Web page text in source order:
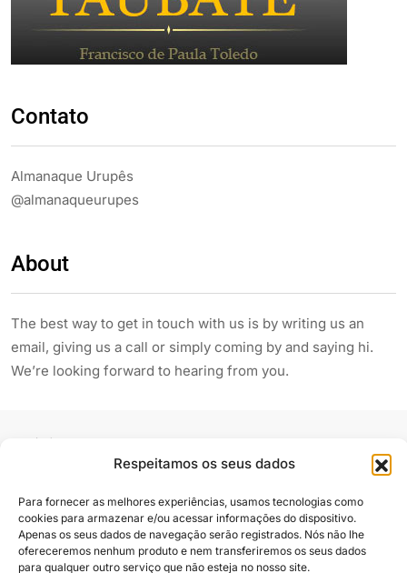
Respeitamos os seus dados
Para fornecer as melhores experiências, usamos tecnologias como
cookies para armazenar e/ou acessar informações do dispositivo.
Apenas os seus dados de navegação serão registrados. Nós não lhe
ofereceremos nenhum produto e nem transferiremos os seus dados
para qualquer outro serviço que não esteja no nosso site.
Contato
Almanaque Urupês
@almanaqueurupes
About
The best way to get in touch with us is by writing us an
email, giving us a call or simply coming by and saying hi.
We’re looking forward to hearing from you.
Siga e compartilhe